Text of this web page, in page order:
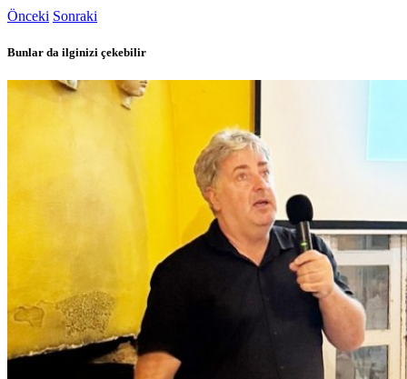
Önceki Sonraki
Bunlar da ilginizi çekebilir